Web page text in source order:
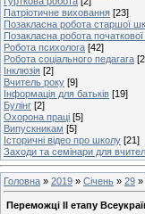
Патріотичне виховання [23]
Позакласна робота старшої
Позакласна робота
Робота психолога [42]
Робота соціального педагага
Інклюзія [2]
Вчитель року [9]
Інформація для батьків [19]
Булінг [2]
Охорона праці [5]
Випускникам [5]
Історичні відео про школу [21]
Заходи та семінари для
Головна » 2019 » Січень » 29 »
Переможці ІІ етапу